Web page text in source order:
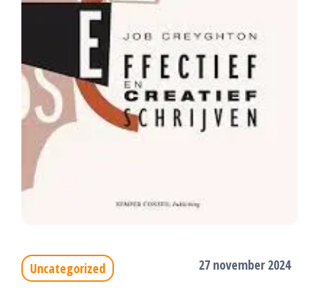
Uncategorized 27 november 2024